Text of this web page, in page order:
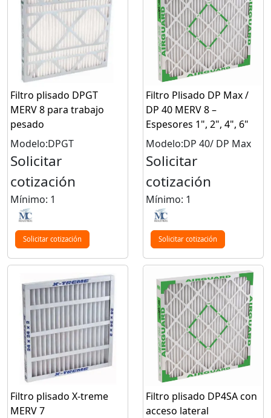
Filtro plisado DPGT
MERV 8 para trabajo
pesado
Modelo:DPGT
Solicitar
cotización
Mínimo: 1
Solicitar cotización
Filtro Plisado DP Max /
DP 40 MERV 8 –
Espesores 1", 2", 4", 6"
Modelo:DP 40/ DP Max
Solicitar
cotización
Mínimo: 1
Solicitar cotización
Filtro plisado X-treme
MERV 7
Filtro plisado DP4SA con
acceso lateral